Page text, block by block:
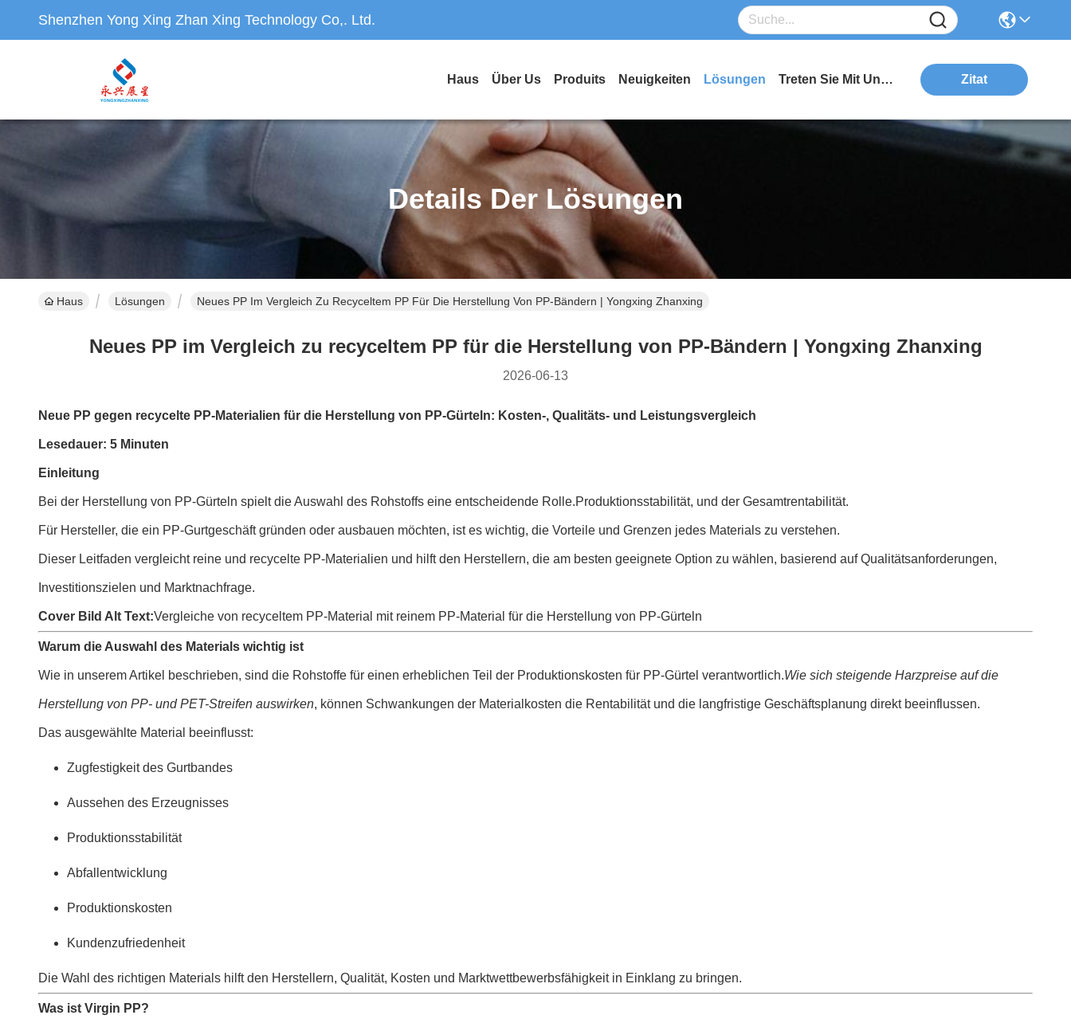
Shenzhen Yong Xing Zhan Xing Technology Co,. Ltd.
Haus Über Us Produits Neuigkeiten Lösungen Treten Sie Mit Uns In Verbindung Zitat
Details Der Lösungen
Haus Lösungen Neues PP Im Vergleich Zu Recyceltem PP Für Die Herstellung Von PP-Bändern | Yongxing Zhanxing
Neues PP im Vergleich zu recyceltem PP für die Herstellung von PP-Bändern | Yongxing Zhanxing
2026-06-13
Neue PP gegen recycelte PP-Materialien für die Herstellung von PP-Gürteln: Kosten-, Qualitäts- und Leistungsvergleich
Lesedauer: 5 Minuten
Einleitung
Bei der Herstellung von PP-Gürteln spielt die Auswahl des Rohstoffs eine entscheidende Rolle.Produktionsstabilität, und der Gesamtrentabilität.
Für Hersteller, die ein PP-Gurtgeschäft gründen oder ausbauen möchten, ist es wichtig, die Vorteile und Grenzen jedes Materials zu verstehen.
Dieser Leitfaden vergleicht reine und recycelte PP-Materialien und hilft den Herstellern, die am besten geeignete Option zu wählen, basierend auf Qualitätsanforderungen,
Investitionszielen und Marktnachfrage.
Cover Bild Alt Text:Vergleiche von recyceltem PP-Material mit reinem PP-Material für die Herstellung von PP-Gürteln
Warum die Auswahl des Materials wichtig ist
Wie in unserem Artikel beschrieben, sind die Rohstoffe für einen erheblichen Teil der Produktionskosten für PP-Gürtel verantwortlich.Wie sich steigende Harzpreise auf die
Herstellung von PP- und PET-Streifen auswirken, können Schwankungen der Materialkosten die Rentabilität und die langfristige Geschäftsplanung direkt beeinflussen.
Das ausgewählte Material beeinflusst:
Zugfestigkeit des Gurtbandes
Aussehen des Erzeugnisses
Produktionsstabilität
Abfallentwicklung
Produktionskosten
Kundenzufriedenheit
Die Wahl des richtigen Materials hilft den Herstellern, Qualität, Kosten und Marktwettbewerbsfähigkeit in Einklang zu bringen.
Was ist Virgin PP?